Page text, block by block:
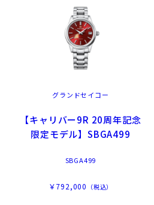
グランドセイコー
【キャリバー9R 20周年記念
限定モデル】SBGA499
SBGA499
￥792,000 （税込）